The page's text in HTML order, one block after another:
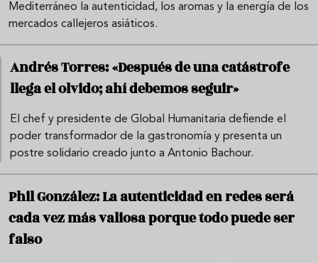
Mediterráneo la autenticidad, los aromas y la energía de los
mercados callejeros asiáticos.
Andrés Torres: «Después de una catástrofe
llega el olvido; ahí debemos seguir»
El chef y presidente de Global Humanitaria defiende el
poder transformador de la gastronomía y presenta un
postre solidario creado junto a Antonio Bachour.
Phil González: La autenticidad en redes será
cada vez más valiosa porque todo puede ser
falso